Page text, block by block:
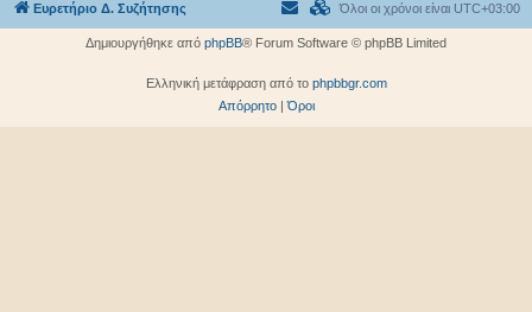
Ευρετήριο Δ. Συζήτησης Όλοι οι χρόνοι είναι UTC+03:00
Δημιουργήθηκε από phpBB® Forum Software © phpBB Limited
Ελληνική μετάφραση από το phpbbgr.com
Απόρρητο|Όροι